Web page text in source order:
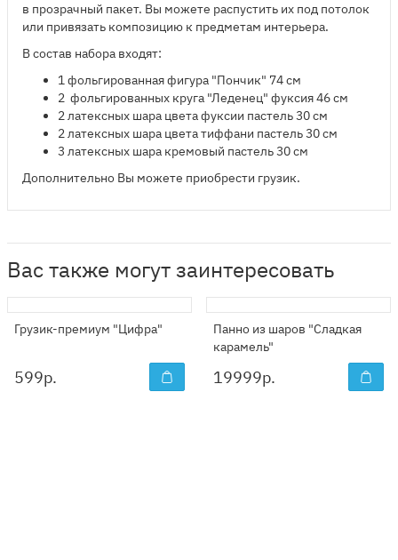
в прозрачный пакет. Вы можете распустить их под потолок
или привязать композицию к предметам интерьера.
В состав набора входят:
​1 фольгированная фигура "Пончик" 74 см
2 фольгированных круга "Леденец" фуксия 46 см
2 латексных шара цвета фуксии пастель 30 см
2 латексных шара цвета тиффани пастель 30 см
3 латексных шара кремовый пастель 30 см
Дополнительно Вы можете приобрести грузик.
Вас также могут заинтересовать
Грузик-премиум "Цифра"
599р.
Панно из шаров "Сладкая
карамель"
19999р.